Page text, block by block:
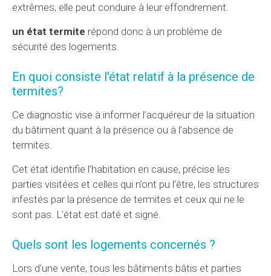
extrêmes, elle peut conduire à leur effondrement.
un état termite répond donc à un problème de
sécurité des logements.
En quoi consiste l'état relatif à la présence de
termites?
Ce diagnostic vise à informer l’acquéreur de la situation
du bâtiment quant à la présence ou à l’absence de
termites.
Cet état identifie l'habitation en cause, précise les
parties visitées et celles qui n’ont pu l’être, les structures
infestés par la présence de termites et ceux qui ne le
sont pas. L'état est daté et signé.
Quels sont les logements concernés ?
Lors d'une vente, tous les bâtiments bâtis et parties